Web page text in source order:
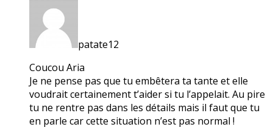
patate12
Coucou Aria
Je ne pense pas que tu embêtera ta tante et elle
voudrait certainement t’aider si tu l’appelait. Au pire
tu ne rentre pas dans les détails mais il faut que tu
en parle car cette situation n’est pas normal !